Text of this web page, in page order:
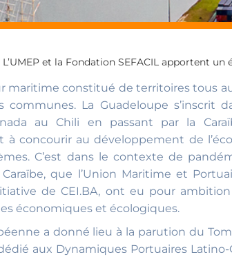
L’UMEP et la Fondation SEFACIL apportent
maritime constitué de territoires tous
communes. La Guadeloupe s’inscrit
au Chili en passant par la
à concourir au développement de
C’est dans le contexte de
que l’Union Maritime et
de CEI.BA, ont eu pour
économiques et écologiques.
a donné lieu à la parution du
aux Dynamiques Portuaires Latino-